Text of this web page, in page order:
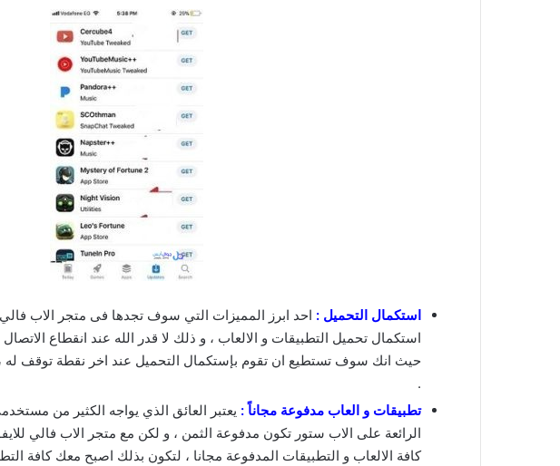
استكمال التحميل : احد ابرز المميزات التي سوف تجدها فى متجر الاب فالي
استكمال تحميل التطبيقات و الالعاب ، و ذلك لا قدر الله عند انقطاع الاتصال
حيث انك سوف تستطيع ان تقوم بإستكمال التحميل عند اخر نقطة توقف له ،
.
تطبيقات و العاب مدفوعة مجاناً : يعتبر العائق الذي يواجه الكثير من
الرائعة على الاب ستور تكون مدفوعة الثمن ، و لكن مع متجر الاب فالي
كافة الالعاب و التطبيقات المدفوعة مجانا ، لتكون بذلك اصبح معك كافة